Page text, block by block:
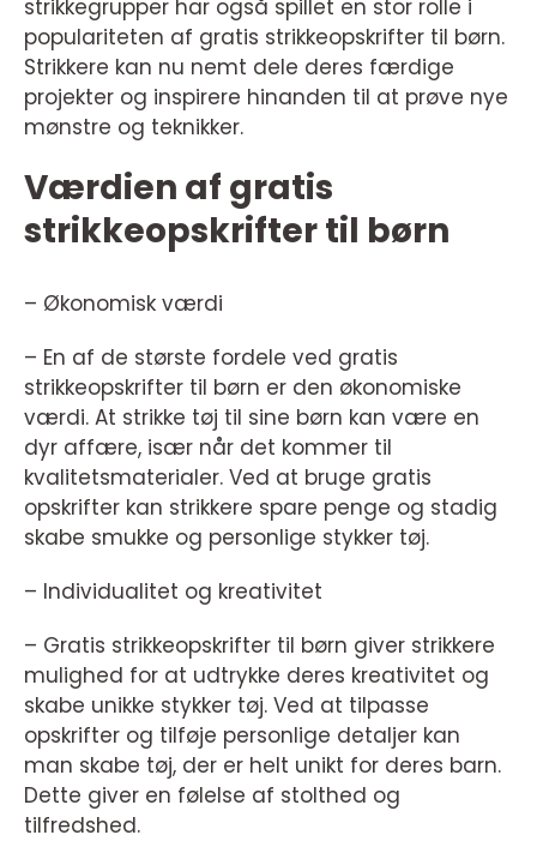
strikkegrupper har også spillet en stor rolle i
populariteten af gratis strikkeopskrifter til børn.
Strikkere kan nu nemt dele deres færdige
projekter og inspirere hinanden til at prøve nye
mønstre og teknikker.
Værdien af gratis
strikkeopskrifter til børn
– Økonomisk værdi
– En af de største fordele ved gratis
strikkeopskrifter til børn er den økonomiske
værdi. At strikke tøj til sine børn kan være en
dyr affære, især når det kommer til
kvalitetsmaterialer. Ved at bruge gratis
opskrifter kan strikkere spare penge og stadig
skabe smukke og personlige stykker tøj.
– Individualitet og kreativitet
– Gratis strikkeopskrifter til børn giver strikkere
mulighed for at udtrykke deres kreativitet og
skabe unikke stykker tøj. Ved at tilpasse
opskrifter og tilføje personlige detaljer kan
man skabe tøj, der er helt unikt for deres barn.
Dette giver en følelse af stolthed og
tilfredshed.